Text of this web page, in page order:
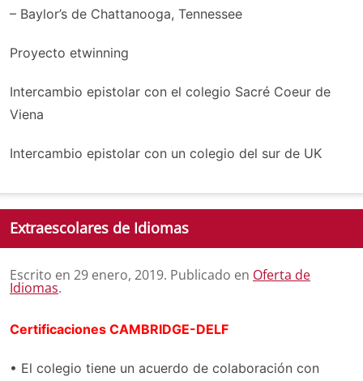
– Baylor’s de Chattanooga, Tennessee
Proyecto etwinning
Intercambio epistolar con el colegio Sacré Coeur de
Viena
Intercambio epistolar con un colegio del sur de UK
Extraescolares de Idiomas
Escrito en 29 enero, 2019. Publicado en Oferta de
Idiomas.
Certificaciones CAMBRIDGE-DELF
• El colegio tiene un acuerdo de colaboración con